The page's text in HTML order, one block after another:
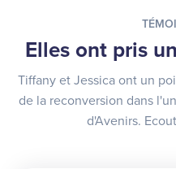
Elles ont pris
Tiffany et Jessica ont un
de la reconversion dans
d'Avenirs.